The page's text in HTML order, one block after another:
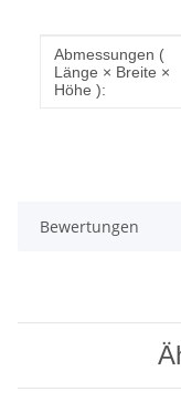
Wert
Abmessungen (
Länge × Breite ×
Höhe ):
Bewertungen